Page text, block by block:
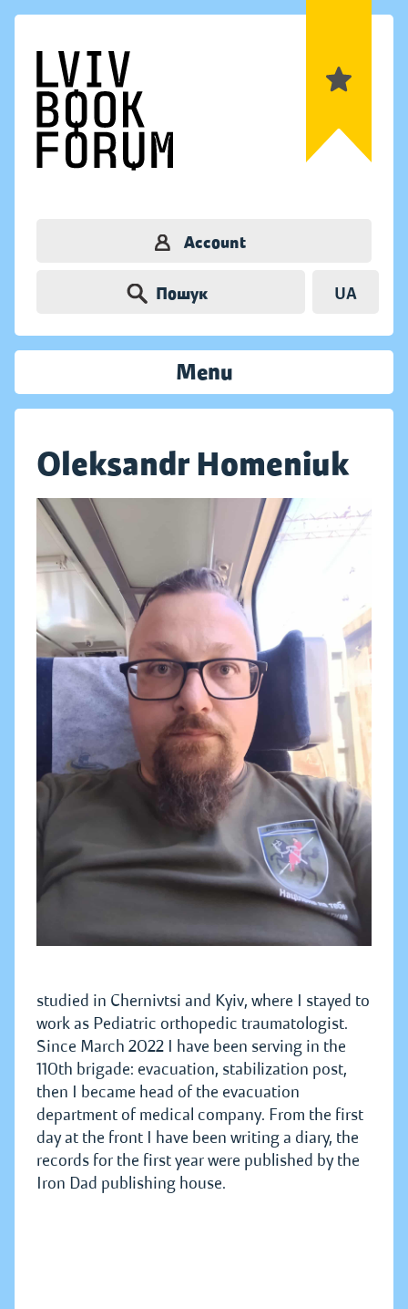
Account
Пошук UA
Menu
Oleksandr Homeniuk
studied in Chernivtsi and Kyiv, where I stayed to
work as Pediatric orthopedic traumatologist.
Since March 2022 I have been serving in the
110th brigade: evacuation, stabilization post,
then I became head of the evacuation
department of medical company. From the first
day at the front I have been writing a diary, the
records for the first year were published by the
Iron Dad publishing house.